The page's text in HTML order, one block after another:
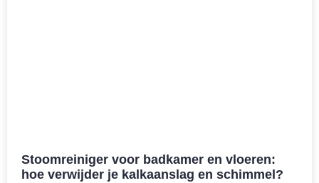
Stoomreiniger voor badkamer en vloeren:
hoe verwijder je kalkaanslag en schimmel?